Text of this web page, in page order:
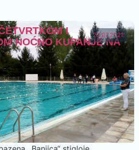
20.07.2021.
I
NOĆNO KUPANJE NA